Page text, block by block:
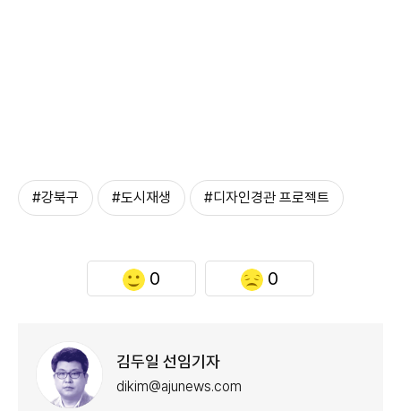
#강북구 #도시재생 #디자인경관 프로젝트
0 0
김두일 선임기자
dikim@ajunews.com